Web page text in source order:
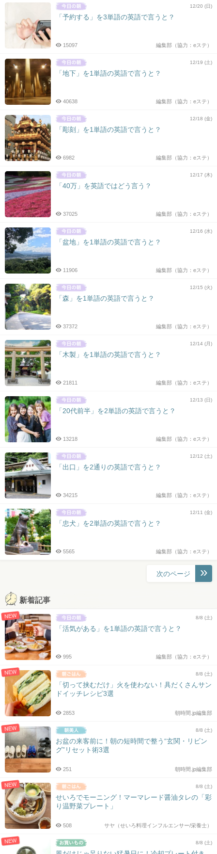
12/20 (日)
「予約する」を3単語の英語で言うと？
編集部（協力：eステ）
15097
12/19 (土)
「地下」を1単語の英語で言うと？
編集部（協力：eステ）
40638
12/18 (金)
「彫刻」を1単語の英語で言うと？
編集部（協力：eステ）
6982
12/17 (木)
「40万」を英語ではどう言う？
編集部（協力：eステ）
37025
12/16 (水)
「盆地」を1単語の英語で言うと？
編集部（協力：eステ）
11906
12/15 (火)
「森」を1単語の英語で言うと？
編集部（協力：eステ）
37372
12/14 (月)
「木製」を1単語の英語で言うと？
編集部（協力：eステ）
21811
12/13 (日)
「20代前半」を2単語の英語で言うと？
編集部（協力：eステ）
13218
12/12 (土)
「出口」を2通りの英語で言うと？
編集部（協力：eステ）
34215
12/11 (金)
「忠犬」を2単語の英語で言うと？
編集部（協力：eステ）
5565
ナ
ビ
ゲ
ー
シ
ョ
次のページ
新着記事
NEW 8/8 (土)
「活気がある」を1単語の英語で言うと？
編集部（協力：eステ）
995
NEW 8/8 (土)
「切って挟むだけ」火を使わない！具だくさんサン
ドイッチレシピ3選
朝時間.jp編集部
2853
NEW 8/8 (土)
お盆の来客前に！朝の短時間で整う“玄関・リビン
グ”リセット術3選
朝時間.jp編集部
251
NEW 8/8 (土)
せいろでモーニング！マーマレード醤油タレの「彩
り温野菜プレート」
サヤ（せいろ料理インフルエンサー/栄養士）
508
NEW 8/8 (土)